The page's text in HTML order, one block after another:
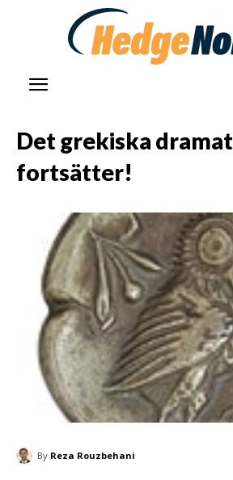
Det grekiska dramat
fortsätter!
By Reza Rouzbehani